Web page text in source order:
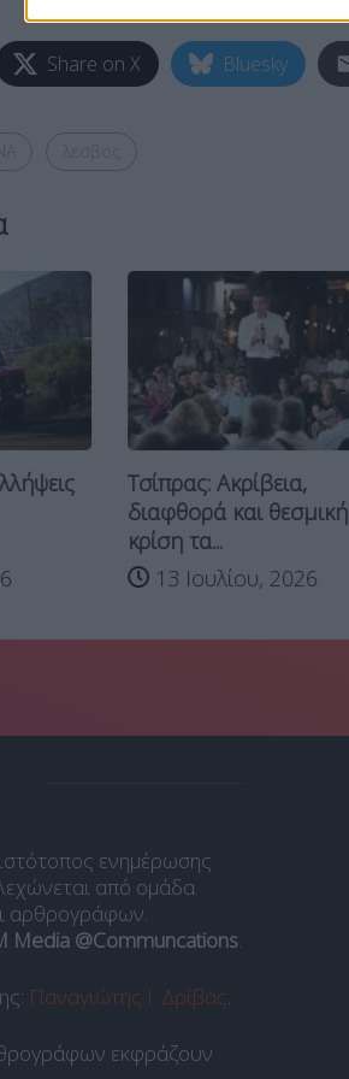
Share on X Bluesky
Τσίπρας: Ακρίβεια,
διαφθορά και θεσμική
κρίση τα...
13 Ιουλίου, 2026
ενημέρωσης
από ομάδα
αρθρογράφων.
Media @Communcations.
Παναγιώτης Ι. Δρίβας.
εκφράζουν